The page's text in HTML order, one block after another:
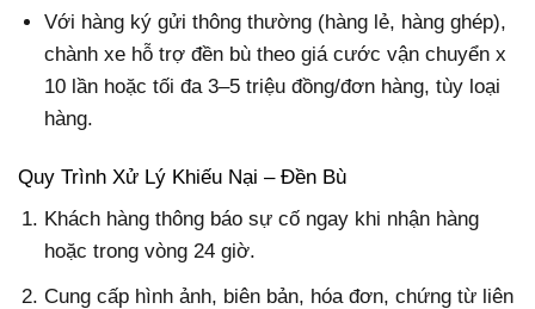
Với hàng ký gửi thông thường (hàng lẻ, hàng ghép),
chành xe hỗ trợ đền bù theo giá cước vận chuyển x
10 lần hoặc tối đa 3–5 triệu đồng/đơn hàng, tùy loại
hàng.
Quy Trình Xử Lý Khiếu Nại – Đền Bù
Khách hàng thông báo sự cố ngay khi nhận hàng
hoặc trong vòng 24 giờ.
Cung cấp hình ảnh, biên bản, hóa đơn, chứng từ liên